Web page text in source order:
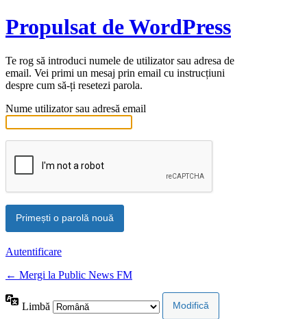
Propulsat de WordPress
Te rog să introduci numele de utilizator sau adresa de
email. Vei primi un mesaj prin email cu instrucțiuni
despre cum să-ți resetezi parola.
Nume utilizator sau adresă email
Autentificare
← Mergi la Public News FM
Limbă